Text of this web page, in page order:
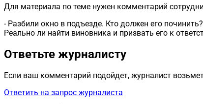
Для материала по теме нужен комментарий
- Разбили окно в подъезде. Кто должен его
Реально ли найти виновника и призвать его к
Ответьте журналисту
Если ваш комментарий подойдет, журналист
Ответить на запрос журналиста